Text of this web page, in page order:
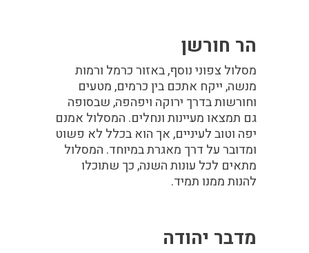
הר חורשן
מסלול צפוני נוסף, באזור כרמל ורמות
מנשה, ייקח אתכם בין כרמים, מטעים
וחורשות בדרך ירוקה ויפהפה, שבסופה
גם תמצאו מעיינות ונחלים. המסלול אמנם
יפה וטוב לעיניים, אך הוא בכלל לא פשוט
ומדובר על דרך מאגרת במיוחד. המסלול
מתאים לכל עונות השנה, כך שתוכלו
להנות ממנו תמיד.
מדבר יהודה